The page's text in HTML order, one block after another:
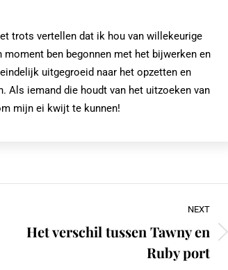
trots vertellen dat ik hou van willekeurige
ben begonnen met het bijwerken en
uitgegroeid naar het opzetten en
Als iemand die houdt van het uitzoeken van
mijn ei kwijt te kunnen!
NEXT
Het verschil tussen Tawny en
Ruby port